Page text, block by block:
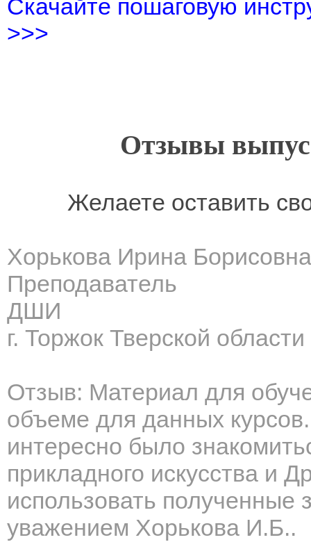
Скачайте пошаговую
>>>
Отзывы
Желаете оставить
Хорькова Ирина Борисовна
Преподаватель
ДШИ
г. Торжок Тверской области
Отзыв: Материал для
объеме для данных
интересно было
прикладного искусства и
использовать полученные
уважением Хорькова И.Б..